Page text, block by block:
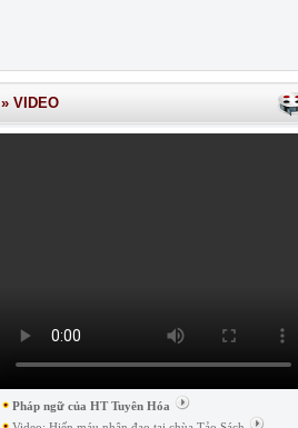
» VIDEO
Pháp ngữ của HT Tuyên Hóa